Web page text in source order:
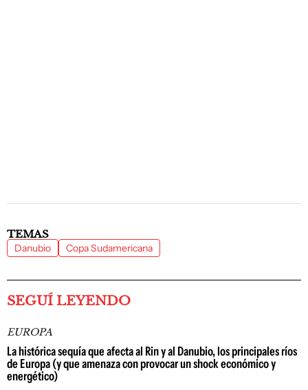
TEMAS
Danubio Copa Sudamericana
SEGUÍ LEYENDO
EUROPA
La histórica sequía que afecta al Rin y al Danubio, los principales ríos
de Europa (y que amenaza con provocar un shock económico y
energético)